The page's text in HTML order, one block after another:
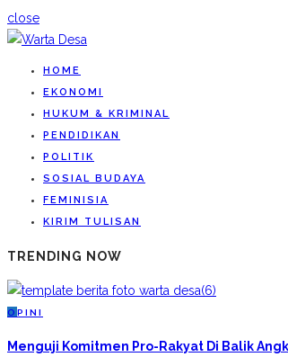
close
HOME
EKONOMI
HUKUM & KRIMINAL
PENDIDIKAN
POLITIK
SOSIAL BUDAYA
FEMINISIA
KIRIM TULISAN
TRENDING NOW
O PINI
Menguji Komitmen Pro-Rakyat Di Balik